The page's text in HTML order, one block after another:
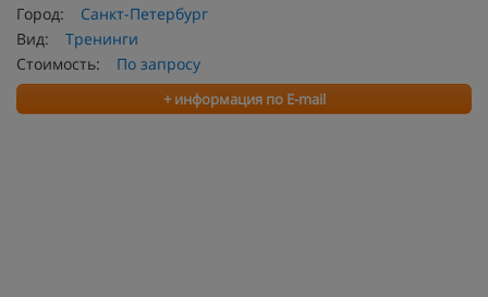
Город:
Санкт-Петербург
Вид:
Тренинги
Стоимость:
По запросу
+ информация по E-mail